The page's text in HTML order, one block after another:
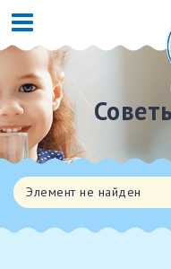
Элемент не найден